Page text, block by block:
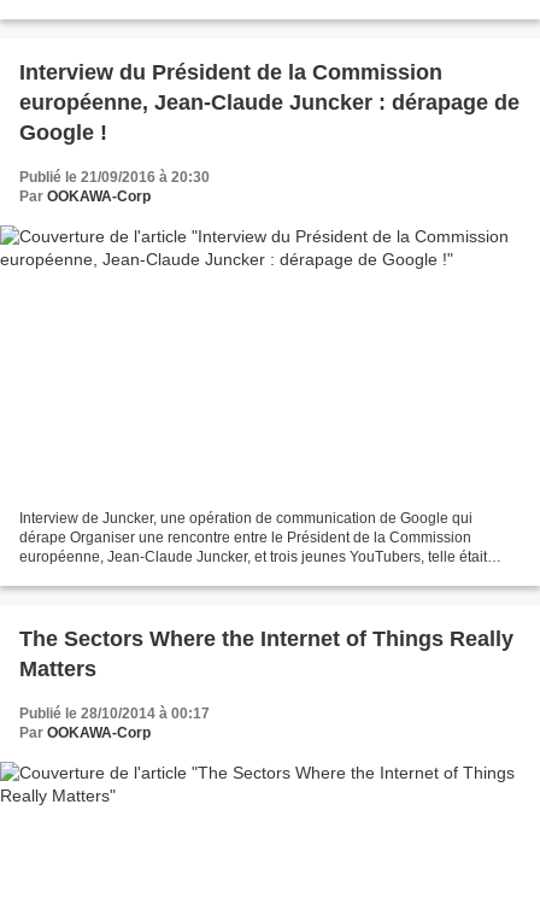
Interview du Président de la Commission
européenne, Jean-Claude Juncker : dérapage de
Google !
Publié le 21/09/2016 à 20:30
Par OOKAWA-Corp
Interview de Juncker, une opération de communication de Google qui
dérape Organiser une rencontre entre le Président de la Commission
européenne, Jean-Claude Juncker, et trois jeunes YouTubers, telle était
The Sectors Where the Internet of Things Really
Matters
Publié le 28/10/2014 à 00:17
Par OOKAWA-Corp